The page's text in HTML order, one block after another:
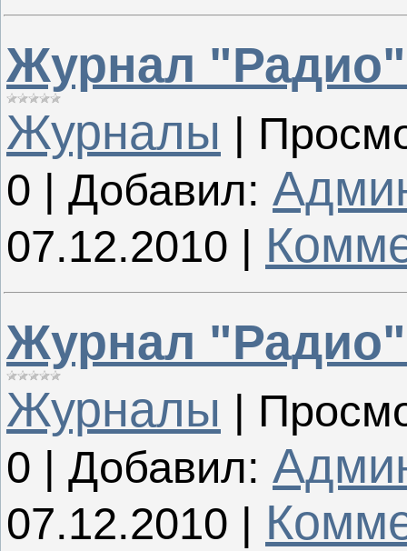
Журнал "Радио"
Журналы |
0 | Добавил:
07.12.2010 |
Журнал "Радио"
Журналы |
0 | Добавил:
07.12.2010 |